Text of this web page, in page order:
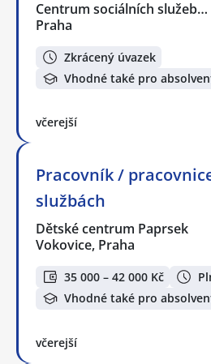
Centrum sociálních služeb…
Praha
Zkrácený úvazek
Vhodné také pro
včerejší
Pracovník /
službách
Dětské centrum Paprsek
Vokovice, Praha
35 000 – 42 000 Kč
Vhodné také pro
včerejší